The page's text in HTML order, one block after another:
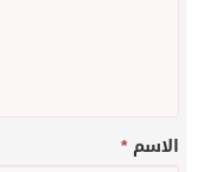
الاسم*